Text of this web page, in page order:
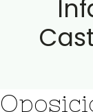
Trabaja con